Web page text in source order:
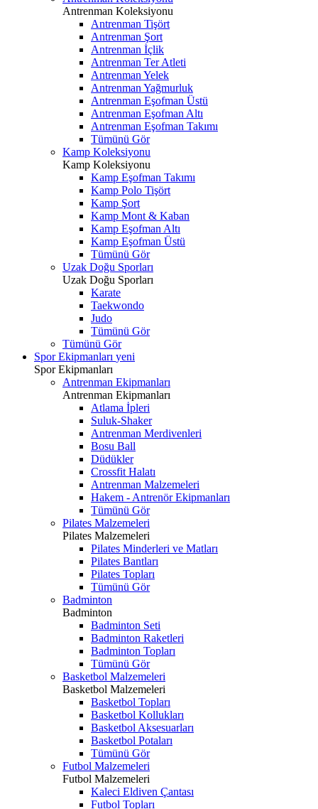
Antrenman Koleksiyonu
Antrenman Tişört
Antrenman Şort
Antrenman İçlik
Antrenman Ter Atleti
Antrenman Yelek
Antrenman Yağmurluk
Antrenman Eşofman Üstü
Antrenman Eşofman Altı
Antrenman Eşofman Takımı
Tümünü Gör
Kamp Koleksiyonu
Kamp Koleksiyonu
Kamp Eşofman Takımı
Kamp Polo Tişört
Kamp Şort
Kamp Mont & Kaban
Kamp Eşofman Altı
Kamp Eşofman Üstü
Tümünü Gör
Uzak Doğu Sporları
Uzak Doğu Sporları
Karate
Taekwondo
Judo
Tümünü Gör
Tümünü Gör
Spor Ekipmanları yeni
Spor Ekipmanları
Antrenman Ekipmanları
Antrenman Ekipmanları
Atlama İpleri
Suluk-Shaker
Antrenman Merdivenleri
Bosu Ball
Düdükler
Crossfit Halatı
Antrenman Malzemeleri
Hakem - Antrenör Ekipmanları
Tümünü Gör
Pilates Malzemeleri
Pilates Malzemeleri
Pilates Minderleri ve Matları
Pilates Bantları
Pilates Topları
Tümünü Gör
Badminton
Badminton
Badminton Seti
Badminton Raketleri
Badminton Topları
Tümünü Gör
Basketbol Malzemeleri
Basketbol Malzemeleri
Basketbol Topları
Basketbol Kollukları
Basketbol Aksesuarları
Basketbol Potaları
Tümünü Gör
Futbol Malzemeleri
Futbol Malzemeleri
Kaleci Eldiven Çantası
Futbol Topları